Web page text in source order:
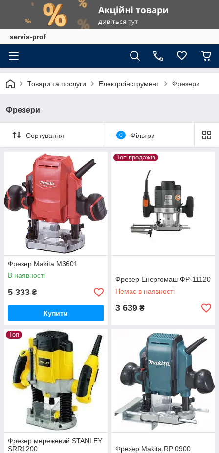
servis-prof
Товари та послуги Електроінструмент Фрезери
Фрезери
Сортування 0 Фільтри
Фрезер Makita M3601
В наявності
5 333 ₴
Купити
Топ продажів
Фрезер Енергомаш ФР-11120
Немає в наявності
3 639 ₴
Топ
Фрезер мережевий STANLEY
SRR1200
Фрезер Makita RP 0900